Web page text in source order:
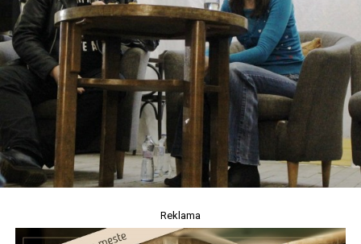
Reklama